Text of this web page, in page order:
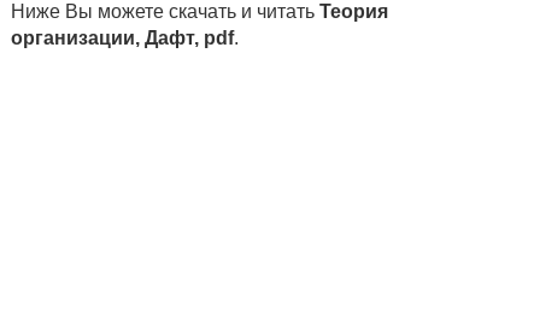
Ниже Вы можете скачать и читать Теория
организации, Дафт, pdf.